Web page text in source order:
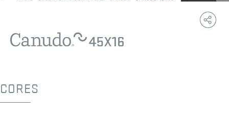
Copy
Link
CORES